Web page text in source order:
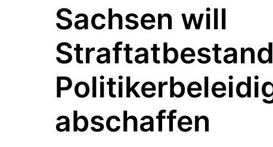
Sachsen will
abschaffen